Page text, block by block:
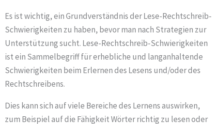
Es ist wichtig, ein Grundverständnis der Lese-Rechtschreib-
Schwierigkeiten zu haben, bevor man nach Strategien zur
Unterstützung sucht. Lese-Rechtschreib-Schwierigkeiten
ist ein Sammelbegriff für erhebliche und langanhaltende
Schwierigkeiten beim Erlernen des Lesens und/oder des
Rechtschreibens.
Dies kann sich auf viele Bereiche des Lernens auswirken,
zum Beispiel auf die Fähigkeit Wörter richtig zu lesen oder